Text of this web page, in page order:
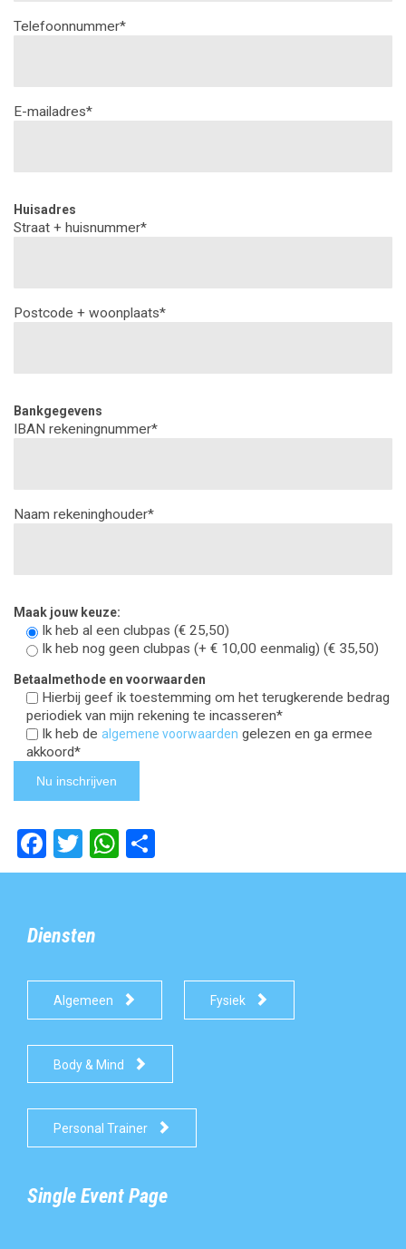
Telefoonnummer*
E-mailadres*
Huisadres
Straat + huisnummer*
Postcode + woonplaats*
Bankgegevens
IBAN rekeningnummer*
Naam rekeninghouder*
Maak jouw keuze:
Ik heb al een clubpas (€ 25,50)
Ik heb nog geen clubpas (+ € 10,00 eenmalig) (€ 35,50)
Betaalmethode en voorwaarden
Hierbij geef ik toestemming om het terugkerende bedrag
periodiek van mijn rekening te incasseren*
Ik heb de algemene voorwaarden gelezen en ga ermee
akkoord*
Facebook
TwitterWhatsApp
Diensten
Algemeen  Fysiek 
Body & Mind 
Personal Trainer 
Single Event Page